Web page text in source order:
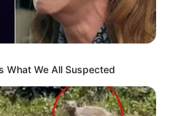
What We All Suspected